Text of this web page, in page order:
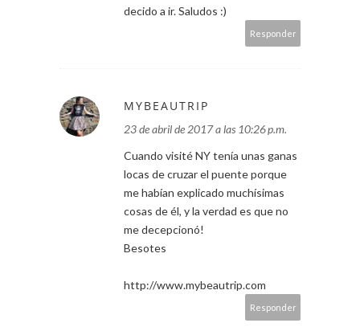
decido a ir. Saludos :)
Responder
MYBEAUTRIP
23 de abril de 2017 a las 10:26 p.m.
Cuando visité NY tenía unas ganas
locas de cruzar el puente porque
me habían explicado muchísimas
cosas de él, y la verdad es que no
me decepcionó!
Besotes
http://www.mybeautrip.com
Responder